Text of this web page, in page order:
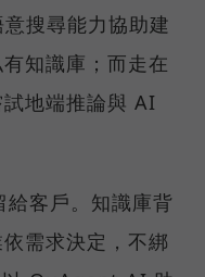
搜尋能力協助建
知識庫；而走在
地端推論與 AI
客戶。知識庫背
需求決定，不綁